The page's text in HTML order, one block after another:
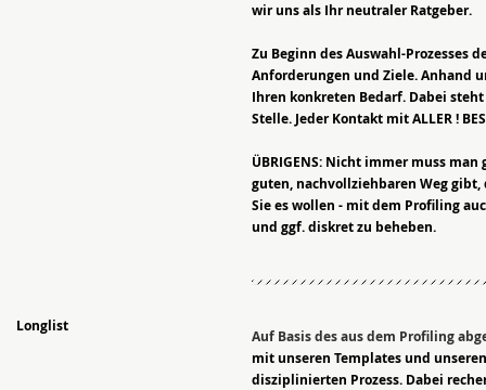
wir uns als Ihr neutraler Ratgeber.
Zu Beginn des Auswahl-Prozesses
Anforderungen und Ziele. Anhand
Ihren konkreten Bedarf. Dabei
Stelle. Jeder Kontakt mit ALLER !
ÜBRIGENS: Nicht immer muss
guten, nachvollziehbaren Weg
Sie es wollen - mit dem Profiling
und ggf. diskret zu beheben.
Auf Basis des aus dem Profiling
mit unseren Templates und
disziplinierten Prozess. Dabei
Longlist